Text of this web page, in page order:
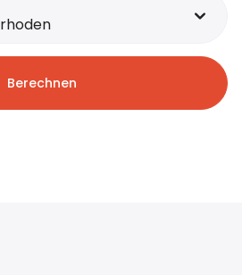
Berechnen